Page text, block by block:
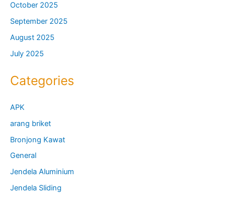
October 2025
September 2025
August 2025
July 2025
Categories
APK
arang briket
Bronjong Kawat
General
Jendela Aluminium
Jendela Sliding